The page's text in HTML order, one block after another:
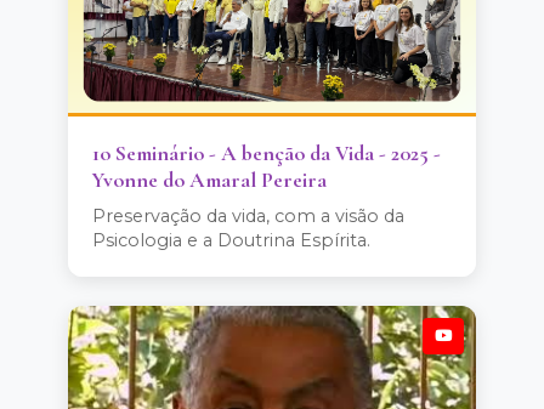
1o Seminário - A benção da Vida - 2025 -
Yvonne do Amaral Pereira
Preservação da vida, com a visão da
Psicologia e a Doutrina Espírita.